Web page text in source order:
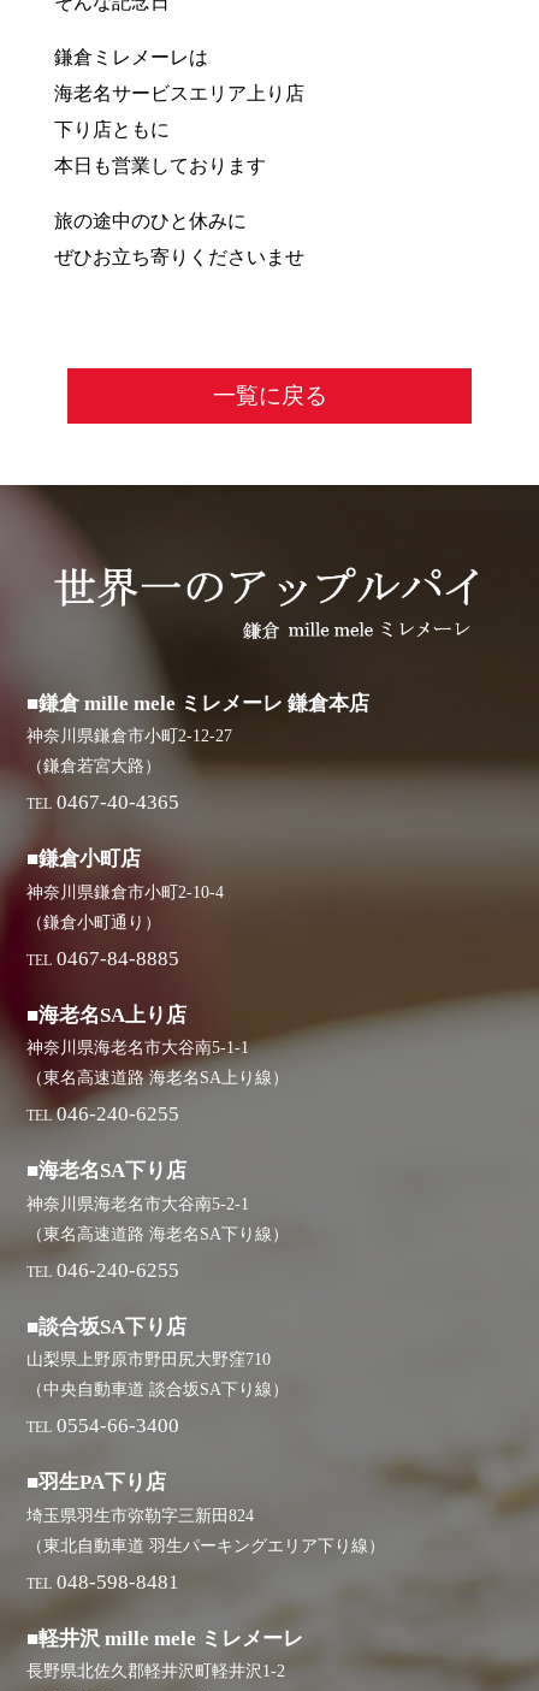
鎌倉ミレメーレは
海老名サービスエリア上り店
下り店ともに
本日も営業しております
旅の途中のひと休みに
ぜひお立ち寄りくださいませ
一覧に戻る
■鎌倉 mille mele ミレメーレ 鎌倉本店
神奈川県鎌倉市小町2-12-27
（鎌倉若宮大路）
TEL 0467-40-4365
■鎌倉小町店
神奈川県鎌倉市小町2-10-4
（鎌倉小町通り）
TEL 0467-84-8885
■海老名SA上り店
神奈川県海老名市大谷南5-1-1
（東名高速道路 海老名SA上り線）
TEL 046-240-6255
■海老名SA下り店
神奈川県海老名市大谷南5-2-1
（東名高速道路 海老名SA下り線）
TEL 046-240-6255
■談合坂SA下り店
山梨県上野原市野田尻大野窪710
（中央自動車道 談合坂SA下り線）
TEL 0554-66-3400
■羽生PA下り店
埼玉県羽生市弥勒字三新田824
（東北自動車道 羽生パーキングエリア下り線）
TEL 048-598-8481
■軽井沢 mille mele ミレメーレ
長野県北佐久郡軽井沢町軽井沢1-2